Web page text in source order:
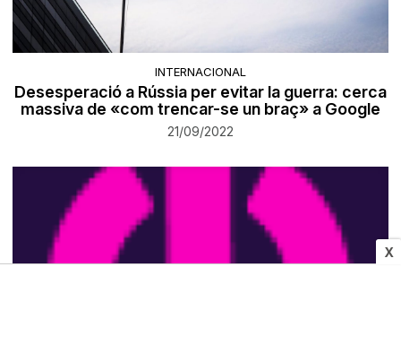
X
INTERNACIONAL
Desesperació a Rússia per evitar la guerra: cerca
massiva de «com trencar-se un braç» a Google
21/09/2022